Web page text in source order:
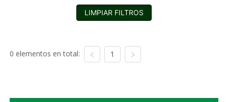
LIMPIAR FILTROS
0 elementos en total: 1